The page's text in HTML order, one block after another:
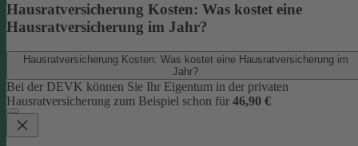
Hausratversicherung Kosten: Was kostet eine
Hausratversicherung im Jahr?
Hausratversicherung Kosten: Was kostet eine Hausratversicherung im
Jahr?
Bei der DEVK können Sie Ihr Eigentum in der privaten
Hausratversicherung zum Beispiel schon für 46,90 €